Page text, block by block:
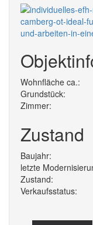
Wohnfläche ca.:
Grundstück:
Zimmer:
Zustand
Baujahr:
letzte
Zustand:
Verkaufsstatus: